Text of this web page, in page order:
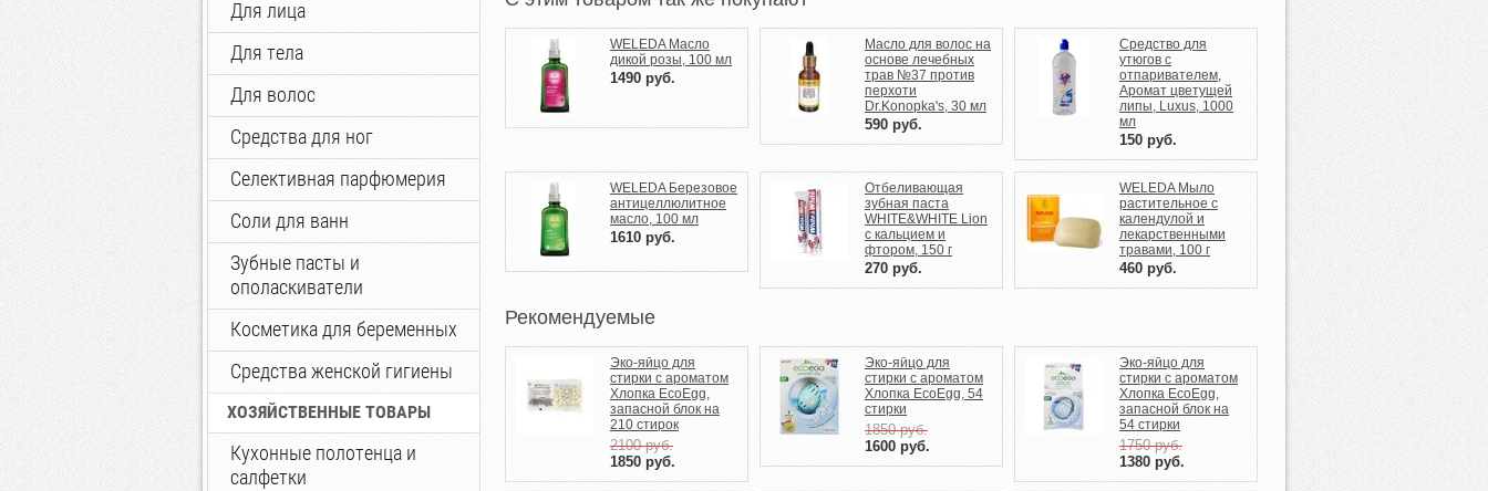
Для лица
Для тела
Для волос
Средства для ног
Селективная парфюмерия
Соли для ванн
Зубные пасты и
ополаскиватели
Косметика для беременных
Средства женской гигиены
ХОЗЯЙСТВЕННЫЕ ТОВАРЫ
Кухонные полотенца и
салфетки
WELEDA Масло
дикой розы, 100 мл
1490 руб.
Масло для волос на
основе лечебных
трав №37 против
перхоти
Dr.Konopka's, 30 мл
590 руб.
Средство для
утюгов с
отпаривателем,
Аромат цветущей
липы, Luxus, 1000
мл
150 руб.
WELEDA Березовое
антицеллюлитное
масло, 100 мл
1610 руб.
Отбеливающая
зубная паста
WHITE&WHITE Lion
c кальцием и
фтором, 150 г
270 руб.
WELEDA Мыло
растительное с
календулой и
лекарственными
травами, 100 г
460 руб.
Рекомендуемые
Эко-яйцо для
стирки c ароматом
Хлопка EcoEgg,
запасной блок на
210 стирок
2100руб.
1850 руб.
Эко-яйцо для
стирки c ароматом
Хлопка EcoEgg, 54
стирки
1850руб.
1600 руб.
Эко-яйцо для
стирки c ароматом
Хлопка EcoEgg,
запасной блок на
54 стирки
1750руб.
1380 руб.